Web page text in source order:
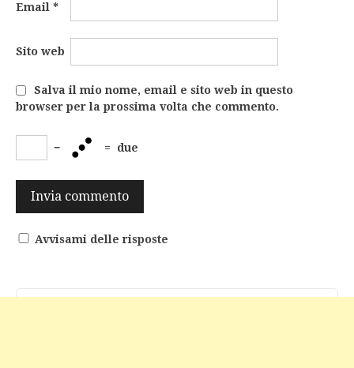
Email *
Sito web
Salva il mio nome, email e sito web in questo
browser per la prossima volta che commento.
− = due
Avvisami delle risposte